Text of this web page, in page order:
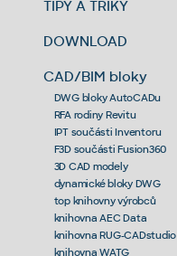
TIPY A TRIKY
DOWNLOAD
CAD/BIM bloky
DWG bloky AutoCADu
RFA rodiny Revitu
IPT součásti Inventoru
F3D součásti Fusion360
3D CAD modely
dynamické bloky DWG
top knihovny výrobců
knihovna AEC Data
knihovna RUG-CADstudio
knihovna WATG